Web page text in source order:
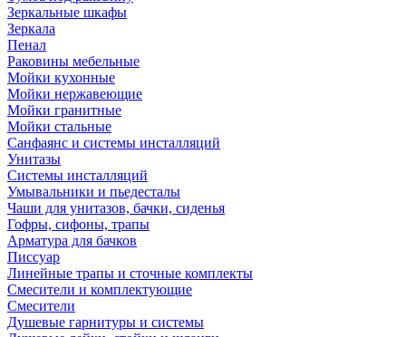
Зеркальные шкафы
Зеркала
Пенал
Раковины мебельные
Мойки кухонные
Мойки нержавеющие
Мойки гранитные
Мойки стальные
Санфаянс и системы инсталляций
Унитазы
Системы инсталляций
Умывальники и пьедесталы
Чаши для унитазов, бачки, сиденья
Гофры, сифоны, трапы
Арматура для бачков
Писсуар
Линейные трапы и сточные комплекты
Смесители и комплектующие
Смесители
Душевые гарнитуры и системы